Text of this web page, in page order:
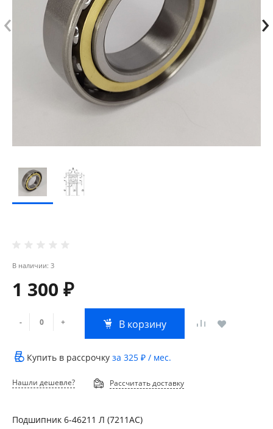
‹ ›
В наличии: 3
1 300 ₽
- + В корзину
Купить в рассрочку за 325 ₽ / мес.
Нашли дешевле? Рассчитать доставку
Подшипник 6-46211 Л (7211АС)